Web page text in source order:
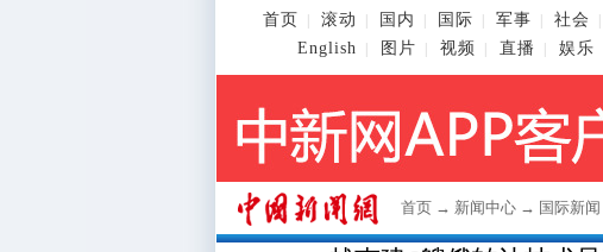
首页 滚动 国内 国际 军事 社会
English
图片 视频 直播 娱乐
首页 → 新闻中心 → 国际新闻